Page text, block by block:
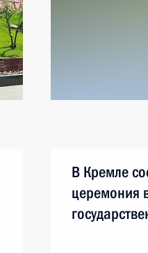
В Кремле
церемония